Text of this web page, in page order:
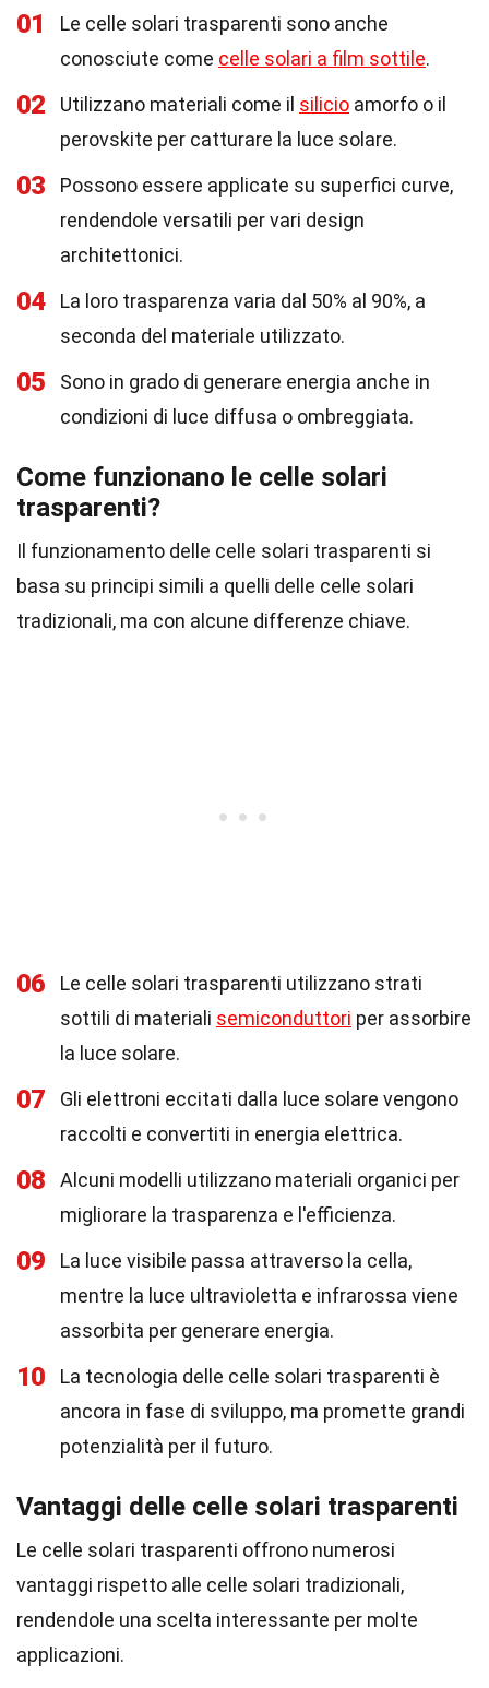
01
Le celle solari trasparenti sono anche
conosciute come celle solari a film sottile.
02 Utilizzano materiali come il silicio amorfo o il
perovskite per catturare la luce solare.
03
Possono essere applicate su superfici curve,
rendendole versatili per vari design
architettonici.
04
La loro trasparenza varia dal 50% al 90%, a
seconda del materiale utilizzato.
05
Sono in grado di generare energia anche in
condizioni di luce diffusa o ombreggiata.
Come funzionano le celle solari
trasparenti?
Il funzionamento delle celle solari trasparenti si
basa su principi simili a quelli delle celle solari
tradizionali, ma con alcune differenze chiave.
06
Le celle solari trasparenti utilizzano strati
sottili di materiali semiconduttori per assorbire
la luce solare.
07
Gli elettroni eccitati dalla luce solare vengono
raccolti e convertiti in energia elettrica.
08
Alcuni modelli utilizzano materiali organici per
migliorare la trasparenza e l'efficienza.
09
La luce visibile passa attraverso la cella,
mentre la luce ultravioletta e infrarossa viene
assorbita per generare energia.
10
La tecnologia delle celle solari trasparenti è
ancora in fase di sviluppo, ma promette grandi
potenzialità per il futuro.
Vantaggi delle celle solari trasparenti
Le celle solari trasparenti offrono numerosi
vantaggi rispetto alle celle solari tradizionali,
rendendole una scelta interessante per molte
applicazioni.